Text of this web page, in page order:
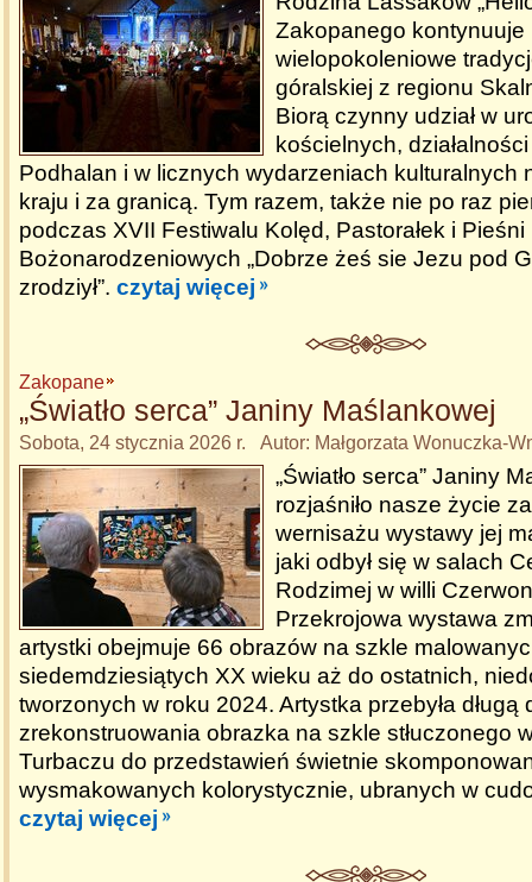
Zakopanego kontynuuje
wielopokoleniowe
góralskiej z regionu
Biorą czynny udział w
kościelnych,
Podhalan i w licznych wydarzeniach kulturalnych
kraju i za granicą. Tym razem, także nie po raz
podczas XVII Festiwalu Kolęd, Pastorałek i Pieśni
Bożonarodzeniowych „Dobrze żeś sie Jezu pod
zrodziył”.​ czytaj więcej
Zakopane
„Światło serca” Janiny Maślankowej
Sobota, 24 stycznia 2026 r. Autor: Małgorzata Wonuczka-
„Światło serca” Janiny
rozjaśniło nasze życie
wernisażu wystawy jej
jaki odbył się w salach
Rodzimej w willi
Przekrojowa wystawa
artystki obejmuje 66 obrazów na szkle
siedemdziesiątych XX wieku aż do ostatnich,
tworzonych w roku 2024. Artystka przebyła długą
zrekonstruowania obrazka na szkle stłuczonego
Turbaczu do przedstawień świetnie
wysmakowanych kolorystycznie, ubranych w
czytaj więcej